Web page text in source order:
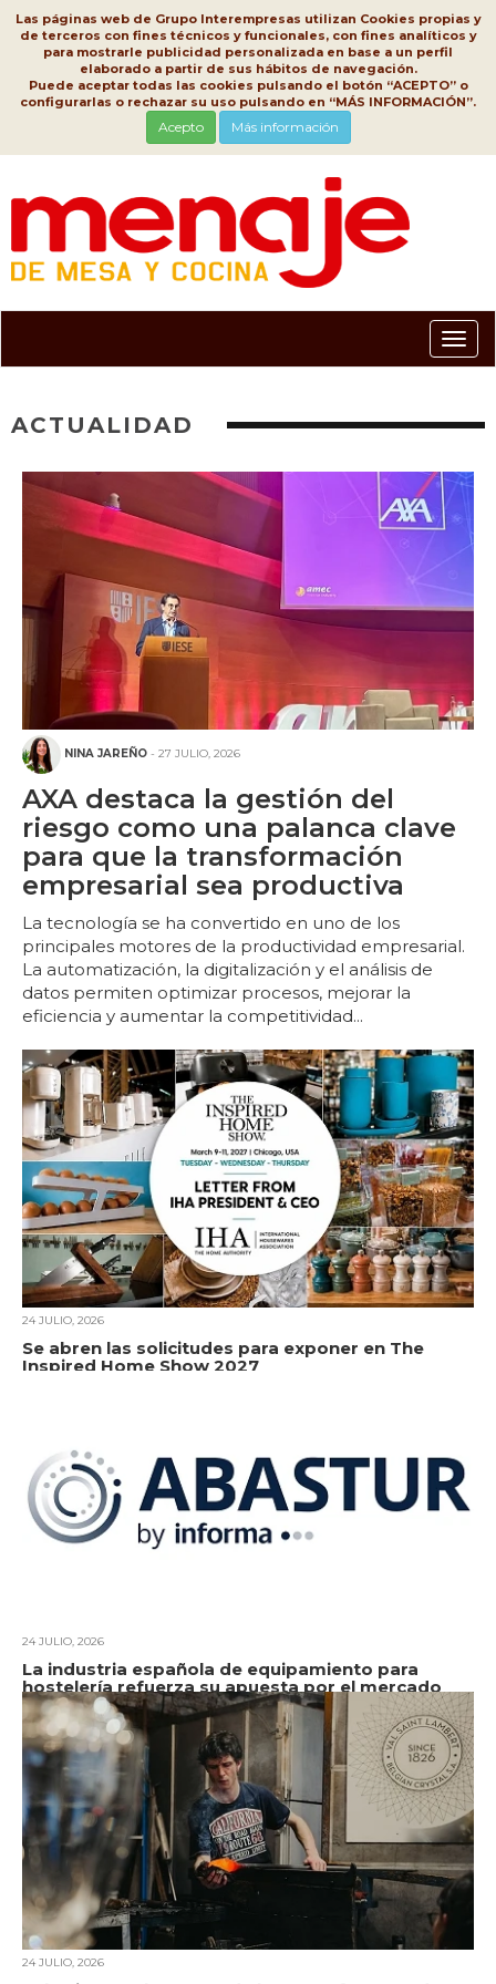
Las páginas web de Grupo Interempresas utilizan Cookies propias y
de terceros con fines técnicos y funcionales, con fines analíticos y
para mostrarle publicidad personalizada en base a un perfil
elaborado a partir de sus hábitos de navegación.
Puede aceptar todas las cookies pulsando el botón “ACEPTO” o
configurarlas o rechazar su uso pulsando en “MÁS INFORMACIÓN”.
Acepto Más información
ACTUALIDAD
NINA JAREÑO - 27 JULIO, 2026
AXA destaca la gestión del
riesgo como una palanca clave
para que la transformación
empresarial sea productiva
La tecnología se ha convertido en uno de los
principales motores de la productividad empresarial.
La automatización, la digitalización y el análisis de
datos permiten optimizar procesos, mejorar la
eficiencia y aumentar la competitividad...
24 JULIO, 2026
Se abren las solicitudes para exponer en The
Inspired Home Show 2027
24 JULIO, 2026
La industria española de equipamiento para
hostelería refuerza su apuesta por el mercado
mexicano en Abastur 2026
24 JULIO, 2026